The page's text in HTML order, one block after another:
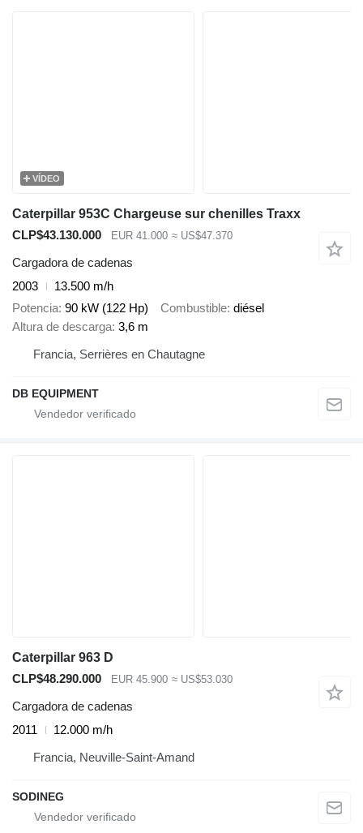
VÍDEO
Caterpillar 953C Chargeuse sur chenilles Traxx
CLP$43.130.000
EUR 41.000 ≈ US$47.370
Cargadora de cadenas
2003
13.500 m/h
Potencia 90 kW (122 Hp) Combustible diésel
Altura de descarga 3,6 m
Francia, Serrières en Chautagne
DB EQUIPMENT
Caterpillar 963 D
CLP$48.290.000
EUR 45.900 ≈ US$53.030
Cargadora de cadenas
2011
12.000 m/h
Francia, Neuville-Saint-Amand
SODINEG